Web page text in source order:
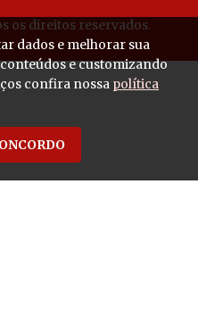
os direitos reservados.
dados e melhorar sua
e customizando
confira nossa política